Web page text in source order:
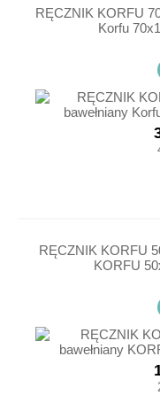
RĘCZNIK KORFU
Korfu
RĘCZNIK KORFU
KORFU